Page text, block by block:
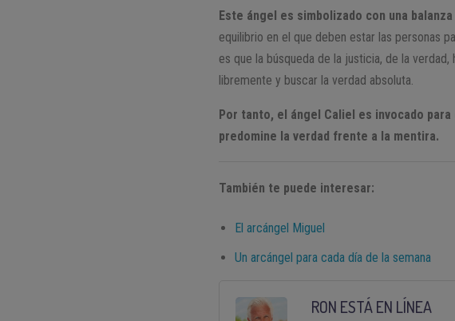
Este ángel es simbolizado con una balanza
equilibrio en el que deben estar las personas
es que la búsqueda de la justicia, de la
libremente y buscar la verdad absoluta.
Por tanto, el ángel Caliel es invocado
predomine la verdad frente a la mentira.
También te puede interesar:
El arcángel Miguel
Un arcángel para cada día de la semana
RON ESTÁ EN LÍNEA